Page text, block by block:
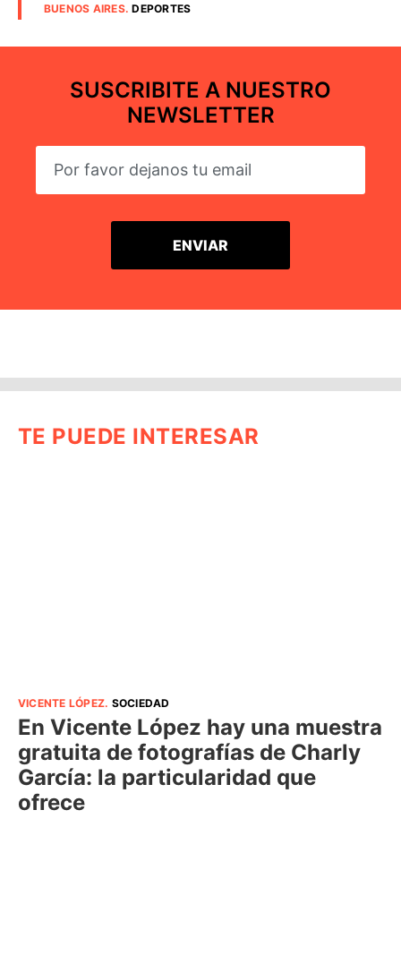
BUENOS AIRES.DEPORTES
SUSCRIBITE A NUESTRO
NEWSLETTER
TE PUEDE INTERESAR
VICENTE LÓPEZ. SOCIEDAD
En Vicente López hay una muestra
gratuita de fotografías de Charly
García: la particularidad que
ofrece